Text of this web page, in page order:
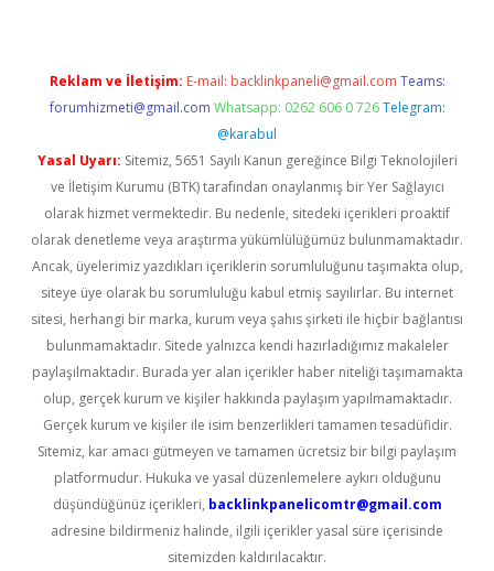
Reklam ve İletişim: E-mail: backlinkpaneli@gmail.com Teams:
forumhizmeti@gmail.com Whatsapp: 0262 606 0 726 Telegram:
@karabul
Yasal Uyarı: Sitemiz, 5651 Sayılı Kanun gereğince Bilgi Teknolojileri
ve İletişim Kurumu (BTK) tarafından onaylanmış bir Yer Sağlayıcı
olarak hizmet vermektedir. Bu nedenle, sitedeki içerikleri proaktif
olarak denetleme veya araştırma yükümlülüğümüz bulunmamaktadır.
Ancak, üyelerimiz yazdıkları içeriklerin sorumluluğunu taşımakta olup,
siteye üye olarak bu sorumluluğu kabul etmiş sayılırlar. Bu internet
sitesi, herhangi bir marka, kurum veya şahıs şirketi ile hiçbir bağlantısı
bulunmamaktadır. Sitede yalnızca kendi hazırladığımız makaleler
paylaşılmaktadır. Burada yer alan içerikler haber niteliği taşımamakta
olup, gerçek kurum ve kişiler hakkında paylaşım yapılmamaktadır.
Gerçek kurum ve kişiler ile isim benzerlikleri tamamen tesadüfidir.
Sitemiz, kar amacı gütmeyen ve tamamen ücretsiz bir bilgi paylaşım
platformudur. Hukuka ve yasal düzenlemelere aykırı olduğunu
düşündüğünüz içerikleri, backlinkpanelicomtr@gmail.com
adresine bildirmeniz halinde, ilgili içerikler yasal süre içerisinde
sitemizden kaldırılacaktır.